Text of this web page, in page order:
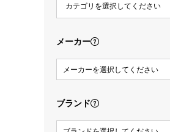
メーカー
メーカーを選択してください
ブランド